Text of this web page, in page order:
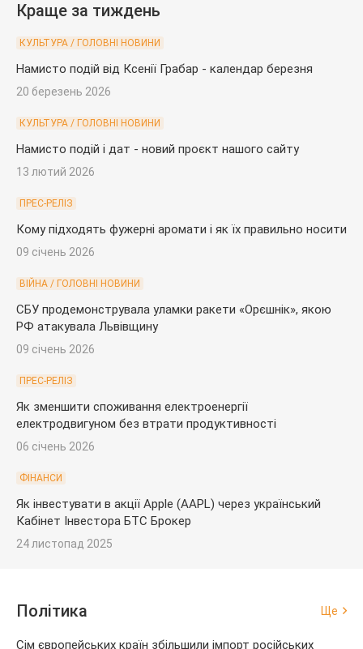
Краще за тиждень
КУЛЬТУРА / ГОЛОВНІ НОВИНИ
Намисто подій від Ксенії Грабар - календар березня
20 березень 2026
КУЛЬТУРА / ГОЛОВНІ НОВИНИ
Намисто подій і дат - новий проєкт нашого сайту
13 лютий 2026
ПРЕС-РЕЛІЗ
Кому підходять фужерні аромати і як їх правильно носити
09 січень 2026
ВІЙНА / ГОЛОВНІ НОВИНИ
СБУ продемонструвала уламки ракети «Орєшнік», якою
РФ атакувала Львівщину
09 січень 2026
ПРЕС-РЕЛІЗ
Як зменшити споживання електроенергії
електродвигуном без втрати продуктивності
06 січень 2026
ФІНАНСИ
Як інвестувати в акції Apple (AAPL) через український
Кабінет Інвестора БТС Брокер
24 листопад 2025
Політика Ще
Сім європейських країн збільшили імпорт російських